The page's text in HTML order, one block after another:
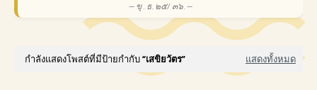
— ขุ . ธ. ๒๕/ ๓๖. —
กำลังแสดงโพสต์ที่มีป้ายกำกับ เสขิยวัตร แสดงทั้งหมด